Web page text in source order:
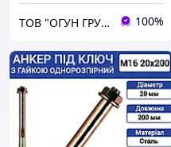
ТОВ "ОГУН ГРУП" 100%